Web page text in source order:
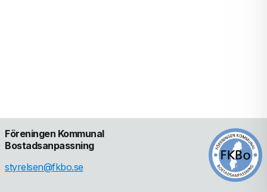
Föreningen Kommunal
Bostadsanpassning
styrelsen@fkbo.se